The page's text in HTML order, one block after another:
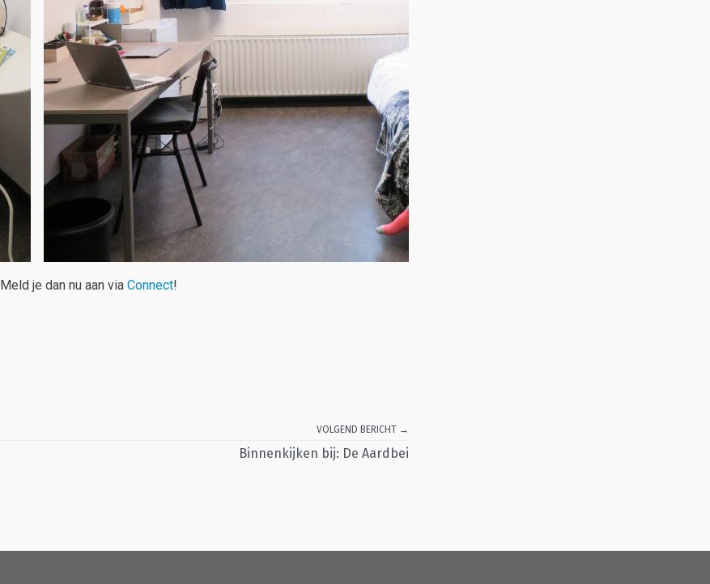
je dan nu aan via Connect!
VOLGEND BERICHT →
Binnenkijken bij: De Aardbei